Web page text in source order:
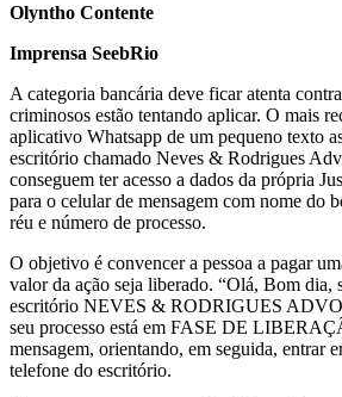
Olyntho Contente
Imprensa SeebRio
A categoria bancária deve ficar atenta
criminosos estão tentando aplicar. O mais
aplicativo Whatsapp de um pequeno texto
escritório chamado Neves & Rodrigues
conseguem ter acesso a dados da própria
para o celular de mensagem com nome do
réu e número de processo.
O objetivo é convencer a pessoa a pagar
valor da ação seja liberado. “Olá, Bom dia,
escritório NEVES & RODRIGUES
seu processo está em FASE DE
mensagem, orientando, em seguida, entrar
telefone do escritório.